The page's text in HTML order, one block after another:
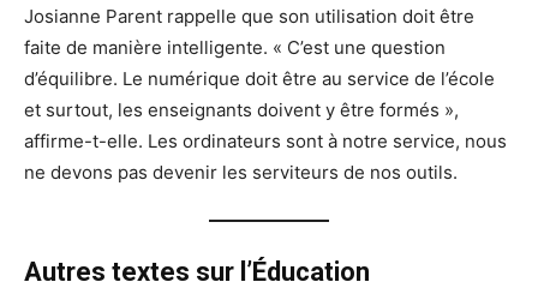
Josianne Parent rappelle que son utilisation doit être
faite de manière intelligente. « C’est une question
d’équilibre. Le numérique doit être au service de l’école
et surtout, les enseignants doivent y être formés »,
affirme-t-elle. Les ordinateurs sont à notre service, nous
ne devons pas devenir les serviteurs de nos outils.
Autres textes sur l’Éducation